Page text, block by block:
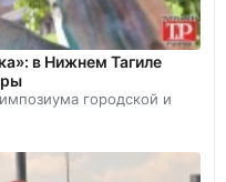
в Нижнем Тагиле
городской и